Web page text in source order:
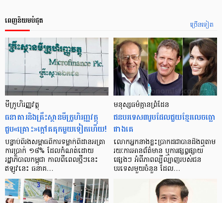
ច្រើនទៀត
ពេញនិយមបំផុត
មីក្រូ​ហិរញ្ញវត្ថុ
ធនាគារ​និង​គ្រឹះស្ថាន​មីក្រូ​ហិរញ្ញវត្ថុ​
ជួប«គ្រោះ»ក្តៅ​គគុក​មួយ​ទៀត​ហើយ!
បន្ទាប់​ពី​រង​សម្ពាធ​​ពី​ការ​ទម្លាក់​ពិដាន​អត្រា​
ការ​ប្រាក់ ១៨​% ដែល​កំណត់​ដោយ​
រដ្ឋាភិបាល​កម្ពុជា កាល​ពី​ពេល​ថ្មីៗ​នេះ
ឥឡូវ​នេះ ធនាគ…
មនុស្ស​ធម៌​គ្មាន​ព្រំដែន
ជន​បរទេស​៣​រូប​ដែល​ជួយ​ខ្មែរ​លេច​ធ្លោ​
ជាង​គេ
លោកអ្នក​នាង​ខ្លះ​ប្រាកដ​ជា​បាន​​ដឹង​ឮ​តាម​
រយៈ​ការ​អាន​ព័ត៌មាន ឬ​ការ​ផ្សព្វផ្សាយ​
ផ្សេងៗ អំពី​ភាព​ល្បីល្បាញ​របស់​ជន​
បរទេស​មួយ​ចំនួន ដែល…